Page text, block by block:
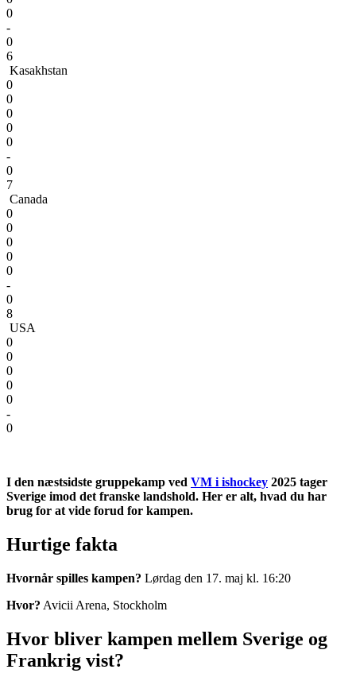
0
-
0
6
Kasakhstan
0
0
0
0
0
-
0
7
Canada
0
0
0
0
0
-
0
8
USA
0
0
0
0
0
-
0
I den næstsidste gruppekamp ved VM i ishockey 2025 tager
Sverige imod det franske landshold. Her er alt, hvad du har
brug for at vide forud for kampen.
Hurtige fakta
Hvornår spilles kampen? Lørdag den 17. maj kl. 16:20
Hvor? Avicii Arena, Stockholm
Hvor bliver kampen mellem Sverige og
Frankrig vist?